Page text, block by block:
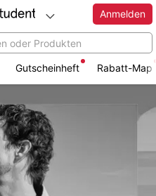
Anmelden
Gutscheinheft Rabatt-Map